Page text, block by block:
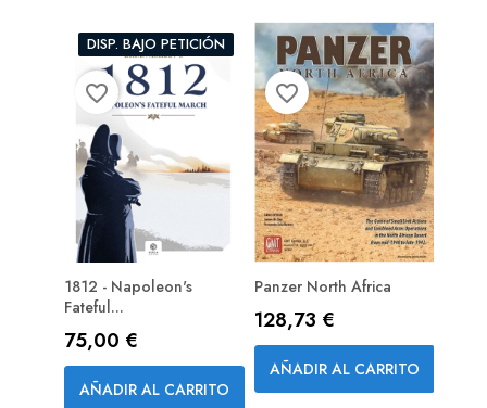
DISP. BAJO PETICIÓN
1812 - Napoleon's
Fateful...
Precio
75,00 €
AÑADIR AL CARRITO
favorite_border
Panzer North Africa
Precio
128,73 €
AÑADIR AL CARRITO
favorite_border